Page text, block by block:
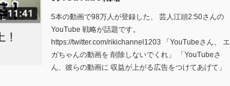
5本の動画で98万人が登録した、 芸人江頭2:50さんの
YouTube 戦略が話題です。
https://twitter.com/rikichannel1203 「YouTubeさん、 エ
ガちゃんの動画を 削除しないでくれ」 「YouTubeさ
ん、彼らの動画に 収益が上がる広告をつけてあげて」